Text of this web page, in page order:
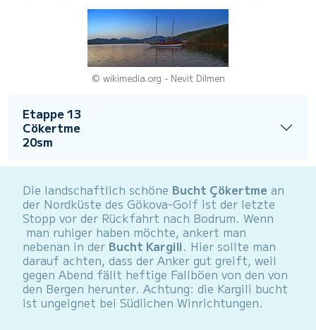
© wikimedia.org - Nevit Dilmen
Etappe 13
Cökertme
20sm
Die landschaftlich schöne Bucht Çökertme an
der Nordküste des Gökova-Golf ist der letzte
Stopp vor der Rückfahrt nach Bodrum. Wenn
man ruhiger haben möchte, ankert man
nebenan in der Bucht Kargili. Hier sollte man
darauf achten, dass der Anker gut greift, weil
gegen Abend fällt heftige Fallböen von den von
den Bergen herunter. Achtung: die Kargili bucht
ist ungeignet bei Südlichen Winrichtungen.